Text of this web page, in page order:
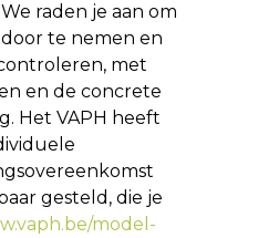
raden je aan om
te nemen en
met
en de concrete
Het VAPH heeft
gesteld, die je
model-